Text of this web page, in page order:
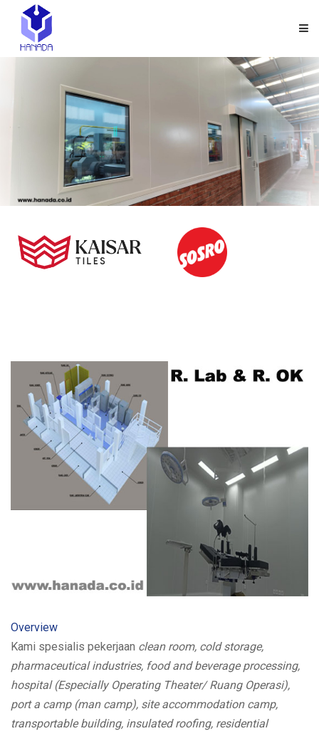
TENTANG KAMI
PRODUK
APLIKASI
GALLERY
Overview
Kami spesialis pekerjaan clean room, cold storage,
pharmaceutical industries, food and beverage processing,
hospital (Especially Operating Theater/ Ruang Operasi),
port a camp (man camp), site accommodation camp,
transportable building, insulated roofing, residential